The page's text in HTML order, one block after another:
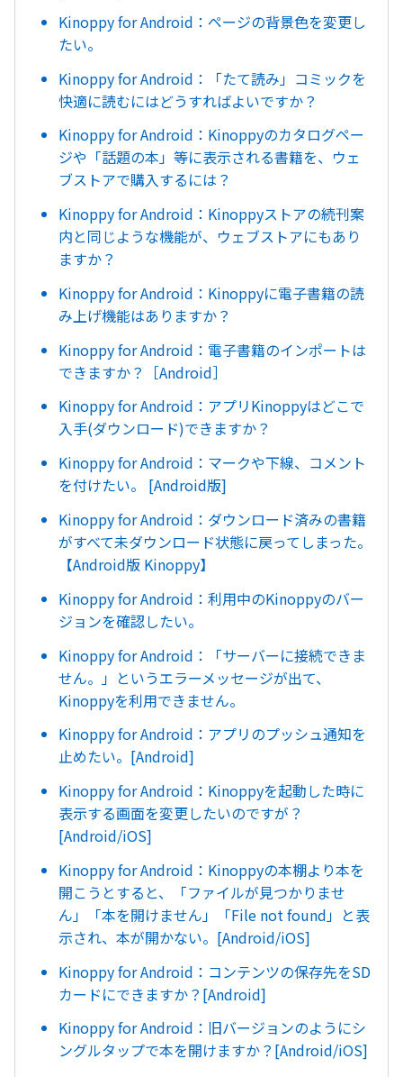
Kinoppy for Android：ページの背景色を変更し
たい。
Kinoppy for Android：「たて読み」コミックを
快適に読むにはどうすればよいですか？
Kinoppy for Android：Kinoppyのカタログペー
ジや「話題の本」等に表示される書籍を、ウェ
ブストアで購入するには？
Kinoppy for Android：Kinoppyストアの続刊案
内と同じような機能が、ウェブストアにもあり
ますか？
Kinoppy for Android：Kinoppyに電子書籍の読
み上げ機能はありますか？
Kinoppy for Android：電子書籍のインポートは
できますか？［Android］
Kinoppy for Android：アプリKinoppyはどこで
入手(ダウンロード)できますか？
Kinoppy for Android：マークや下線、コメント
を付けたい。 [Android版]
Kinoppy for Android：ダウンロード済みの書籍
がすべて未ダウンロード状態に戻ってしまった。
【Android版 Kinoppy】
Kinoppy for Android：利用中のKinoppyのバー
ジョンを確認したい。
Kinoppy for Android：「サーバーに接続できま
せん。」というエラーメッセージが出て、
Kinoppyを利用できません。
Kinoppy for Android：アプリのプッシュ通知を
止めたい。[Android]
Kinoppy for Android：Kinoppyを起動した時に
表示する画面を変更したいのですが？
[Android/iOS]
Kinoppy for Android：Kinoppyの本棚より本を
開こうとすると、「ファイルが見つかりませ
ん」「本を開けません」「File not found」と表
示され、本が開かない。[Android/iOS]
Kinoppy for Android：コンテンツの保存先をSD
カードにできますか？[Android]
Kinoppy for Android：旧バージョンのようにシ
ングルタップで本を開けますか？[Android/iOS]